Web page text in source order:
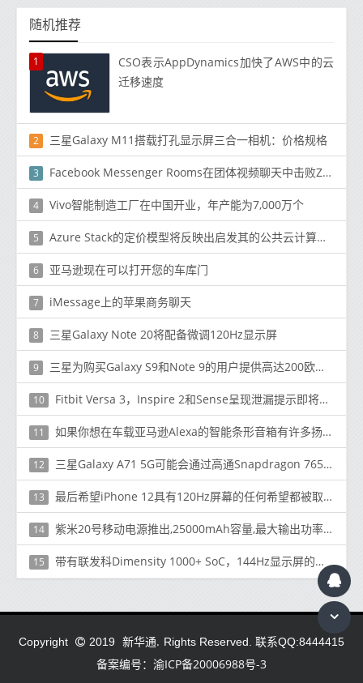
随机推荐
1
CSO表示AppDynamics加快了AWS中的云
迁移速度
2 三星Galaxy M11搭载打孔显示屏三合一相机：价格规格
3 Facebook Messenger Rooms在团体视频聊天中击败Zoom
4 Vivo智能制造工厂在中国开业，年产能为7,000万个
5 Azure Stack的定价模型将反映出启发其的公共云计算平台的定价模型
6 亚马逊现在可以打开您的车库门
7 iMessage上的苹果商务聊天
8 三星Galaxy Note 20将配备微调120Hz显示屏
9 三星为购买Galaxy S9和Note 9的用户提供高达200欧元的报销
10 Fitbit Versa 3，Inspire 2和Sense呈现泄漏提示即将推出
11 如果你想在车载亚马逊Alexa的智能条形音箱有许多扬声器可供选择
12 三星Galaxy A71 5G可能会通过高通Snapdragon 765进入Verizon
13 最后希望iPhone 12具有120Hz屏幕的任何希望都被取消了
14 紫米20号移动电源推出,25000mAh容量,最大输出功率为120W
15 带有联发科Dimensity 1000+ SoC，144Hz显示屏的小米手机有望投入生产
Copyright 2019 新华通. Rights Reserved. 联系QQ:8444415
备案编号：渝ICP备20006988号-3